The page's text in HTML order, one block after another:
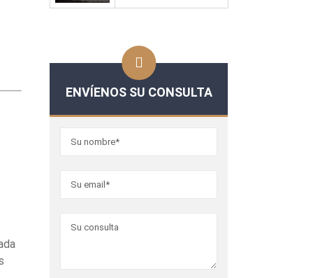
ENVÍENOS SU CONSULTA